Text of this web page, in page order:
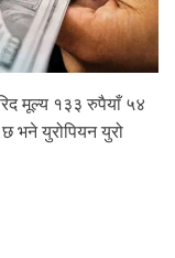
मूल्य १३३ रुपैयाँ ५४
भने युरोपियन युरो